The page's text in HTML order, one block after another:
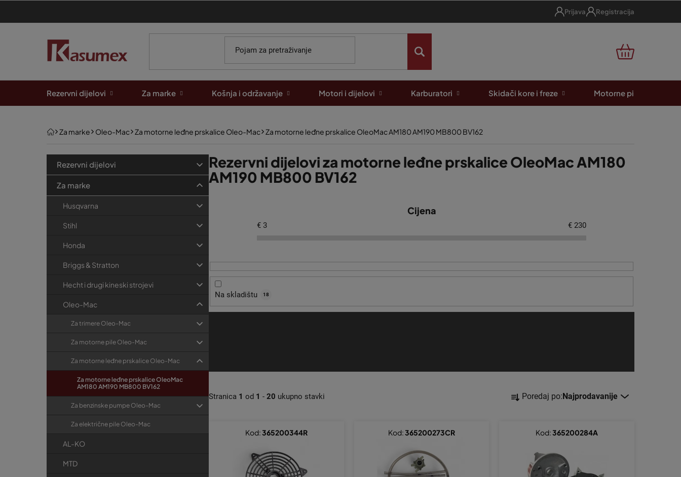
sadržaj
Prijava Registracija
KOŠARICA
Rezervni dijelovi Za marke Košnja i održavanje Motori i dijelovi Karburatori Skidači kore i freze Motorne pile
Početna
Za marke Oleo-Mac Za motorne leđne prskalice Oleo-Mac Za motorne leđne prskalice OleoMac AM180 AM190 MB800 BV162
okategorije
a
e
Rezervni dijelovi
Za marke
Husqvarna
Stihl
Honda
Briggs & Stratton
Hecht i drugi kineski strojevi
Oleo-Mac
Za trimere Oleo-Mac
Za motorne pile Oleo-Mac
Za motorne leđne prskalice Oleo-Mac
Za motorne leđne prskalice OleoMac
AM180 AM190 MB800 BV162
Za benzinske pumpe Oleo-Mac
Za električne pile Oleo-Mac
AL-KO
MTD
Rezervni dijelovi za motorne leđne prskalice OleoMac AM180
AM190 MB800 BV162
Stranica 1 od 1 - 20 ukupno stavki
S
o Poredaj po:Najprodavanije
Cijena
€ 3 € 230
Na skladištu 18
P
s
p
o
i
d
Kod:365200344R Kod:365200273CR Kod:365200284A